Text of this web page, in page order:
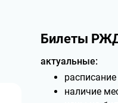
Билеты
актуальные:
наличие